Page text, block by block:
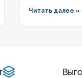
используется
Читать далее »